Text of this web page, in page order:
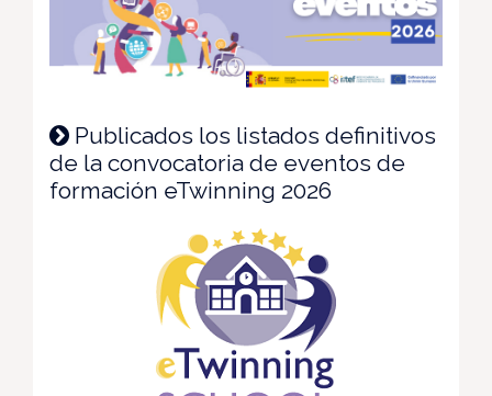
Publicados los listados definitivos
de la convocatoria de eventos de
formación eTwinning 2026